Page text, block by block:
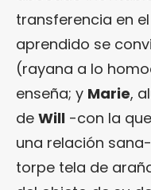
transferencia en
aprendido se
(rayana a lo
enseña; y Marie,
de Will -con la
una relación
torpe tela de